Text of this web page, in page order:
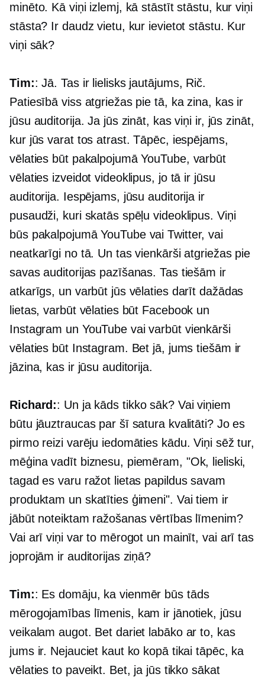
minēto. Kā viņi izlemj, kā stāstīt stāstu, kur viņi
stāsta? Ir daudz vietu, kur ievietot stāstu. Kur
viņi sāk?
Tim:: Jā. Tas ir lielisks jautājums, Rič.
Patiesībā viss atgriežas pie tā, ka zina, kas ir
jūsu auditorija. Ja jūs zināt, kas viņi ir, jūs zināt,
kur jūs varat tos atrast. Tāpēc, iespējams,
vēlaties būt pakalpojumā YouTube, varbūt
vēlaties izveidot videoklipus, jo tā ir jūsu
auditorija. Iespējams, jūsu auditorija ir
pusaudži, kuri skatās spēļu videoklipus. Viņi
būs pakalpojumā YouTube vai Twitter, vai
neatkarīgi no tā. Un tas vienkārši atgriežas pie
savas auditorijas pazīšanas. Tas tiešām ir
atkarīgs, un varbūt jūs vēlaties darīt dažādas
lietas, varbūt vēlaties būt Facebook un
Instagram un YouTube vai varbūt vienkārši
vēlaties būt Instagram. Bet jā, jums tiešām ir
jāzina, kas ir jūsu auditorija.
Richard:: Un ja kāds tikko sāk? Vai viņiem
būtu jāuztraucas par šī satura kvalitāti? Jo es
pirmo reizi varēju iedomāties kādu. Viņi sēž tur,
mēģina vadīt biznesu, piemēram, "Ok, lieliski,
tagad es varu ražot lietas papildus savam
produktam un skatīties ģimeni". Vai tiem ir
jābūt noteiktam ražošanas vērtības līmenim?
Vai arī viņi var to mērogot un mainīt, vai arī tas
joprojām ir auditorijas ziņā?
Tim:: Es domāju, ka vienmēr būs tāds
mērogojamības līmenis, kam ir jānotiek, jūsu
veikalam augot. Bet dariet labāko ar to, kas
jums ir. Nejauciet kaut ko kopā tikai tāpēc, ka
vēlaties to paveikt. Bet, ja jūs tikko sākat